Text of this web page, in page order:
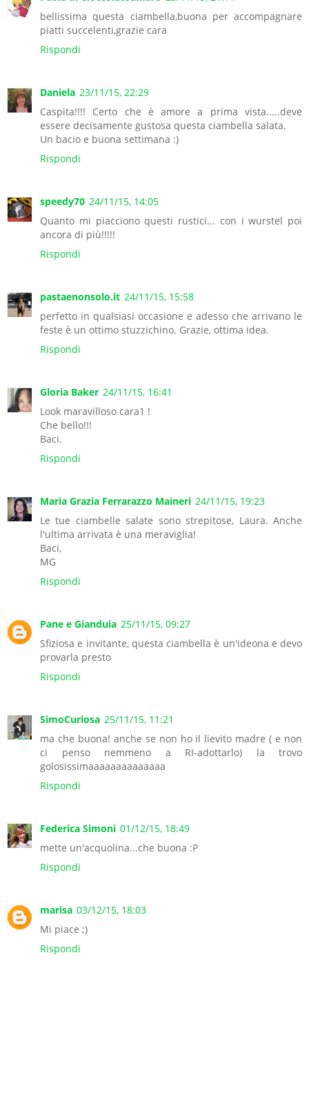
bellissima questa ciambella,buona per accompagnare
piatti succelenti,grazie cara
Rispondi
Daniela 23/11/15, 22:29
Caspita!!!! Certo che è amore a prima vista.....deve
essere decisamente gustosa questa ciambella salata.
Un bacio e buona settimana :)
Rispondi
speedy70 24/11/15, 14:05
Quanto mi piacciono questi rustici... con i wurstel poi
ancora di più!!!!!
Rispondi
pastaenonsolo.it 24/11/15, 15:58
perfetto in qualsiasi occasione e adesso che arrivano le
feste è un ottimo stuzzichino. Grazie, ottima idea.
Rispondi
Gloria Baker 24/11/15, 16:41
Look maravilloso cara1 !
Che bello!!!
Baci.
Rispondi
Maria Grazia Ferrarazzo Maineri 24/11/15, 19:23
Le tue ciambelle salate sono strepitose, Laura. Anche
l'ultima arrivata è una meraviglia!
Baci,
MG
Rispondi
Pane e Gianduia 25/11/15, 09:27
Sfiziosa e invitante, questa ciambella è un'ideona e devo
provarla presto
Rispondi
SimoCuriosa 25/11/15, 11:21
ma che buona! anche se non ho il lievito madre ( e non
ci penso nemmeno a RI-adottarlo) la trovo
golosissimaaaaaaaaaaaaaa
Rispondi
Federica Simoni 01/12/15, 18:49
mette un'acquolina...che buona :P
Rispondi
marisa 03/12/15, 18:03
Mi piace ;)
Rispondi